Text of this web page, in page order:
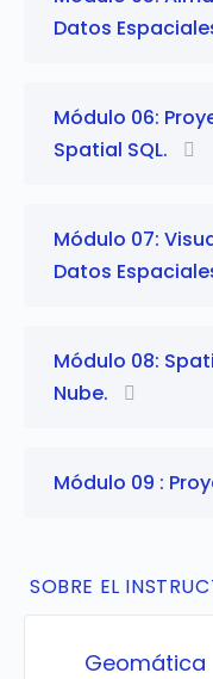
Datos
Módulo 06:
Spatial SQL.
Módulo 07:
Datos
Módulo 08:
Nube.
Módulo 09 :
SOBRE EL
Geomática